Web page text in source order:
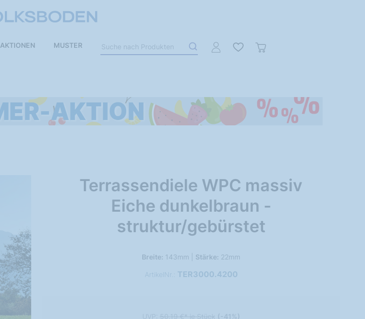
AKTIONEN MUSTER
Terrassendiele WPC massiv
Eiche dunkelbraun -
struktur/gebürstet
Breite: 143mm | Stärke: 22mm
ArtikelNr.: TER3000.4200